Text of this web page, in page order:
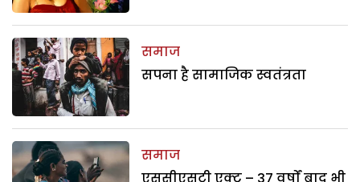
समाज
सपना है सामाजिक स्वतंत्रता
समाज
एससीएसटी एक्ट – 37 वर्षों बाद भी